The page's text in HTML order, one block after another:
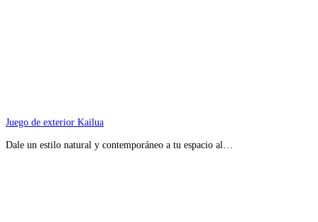
Juego de exterior Kailua
Dale un estilo natural y contemporáneo a tu espacio al…